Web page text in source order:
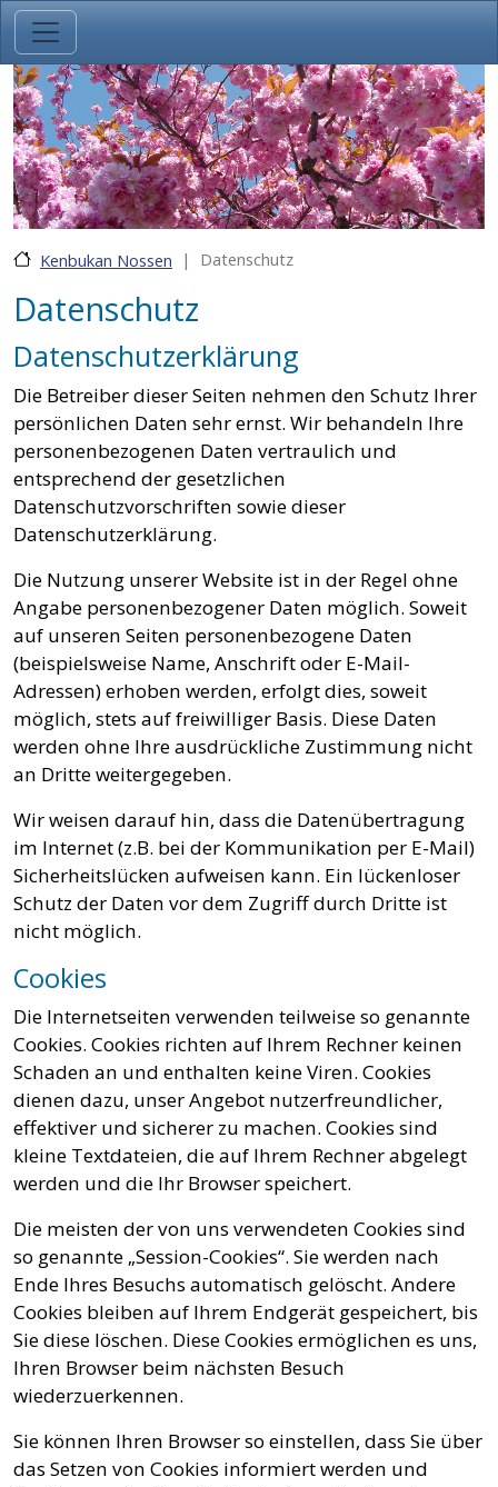
Direkt zum Inhalt
Kenbukan Nossen Datenschutz
Datenschutz
Datenschutzerklärung
Die Betreiber dieser Seiten nehmen den Schutz Ihrer
persönlichen Daten sehr ernst. Wir behandeln Ihre
personenbezogenen Daten vertraulich und
entsprechend der gesetzlichen
Datenschutzvorschriften sowie dieser
Datenschutzerklärung.
Die Nutzung unserer Website ist in der Regel ohne
Angabe personenbezogener Daten möglich. Soweit
auf unseren Seiten personenbezogene Daten
(beispielsweise Name, Anschrift oder E-Mail-
Adressen) erhoben werden, erfolgt dies, soweit
möglich, stets auf freiwilliger Basis. Diese Daten
werden ohne Ihre ausdrückliche Zustimmung nicht
an Dritte weitergegeben.
Wir weisen darauf hin, dass die Datenübertragung
im Internet (z.B. bei der Kommunikation per E-Mail)
Sicherheitslücken aufweisen kann. Ein lückenloser
Schutz der Daten vor dem Zugriff durch Dritte ist
nicht möglich.
Cookies
Die Internetseiten verwenden teilweise so genannte
Cookies. Cookies richten auf Ihrem Rechner keinen
Schaden an und enthalten keine Viren. Cookies
dienen dazu, unser Angebot nutzerfreundlicher,
effektiver und sicherer zu machen. Cookies sind
kleine Textdateien, die auf Ihrem Rechner abgelegt
werden und die Ihr Browser speichert.
Die meisten der von uns verwendeten Cookies sind
so genannte „Session-Cookies“. Sie werden nach
Ende Ihres Besuchs automatisch gelöscht. Andere
Cookies bleiben auf Ihrem Endgerät gespeichert, bis
Sie diese löschen. Diese Cookies ermöglichen es uns,
Ihren Browser beim nächsten Besuch
wiederzuerkennen.
Sie können Ihren Browser so einstellen, dass Sie über
das Setzen von Cookies informiert werden und